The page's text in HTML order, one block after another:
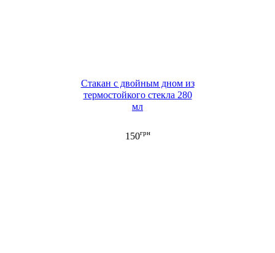
Стакан с двойным дном из
термостойкого стекла 280
мл
150грн